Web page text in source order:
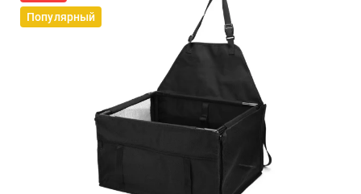
Популярный